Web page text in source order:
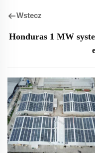
Wstecz
Honduras 1 MW